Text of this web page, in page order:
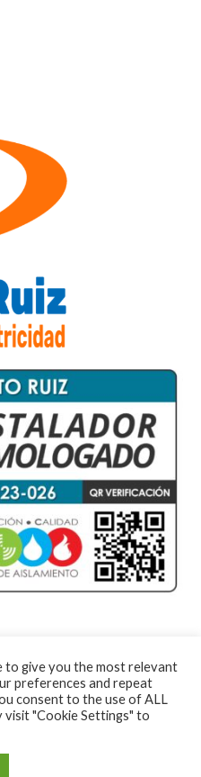
&
to give you the most relevant
preferences and repeat
consent to the use of ALL
visit "Cookie Settings" to